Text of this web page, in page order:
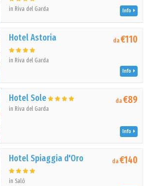
in Riva del Garda Info
Hotel Astoria
in Riva del Garda
da€110
Info
Hotel Sole
in Riva del Garda
da€89
Info
Hotel Spiaggia d'Oro
in Salò
da€140